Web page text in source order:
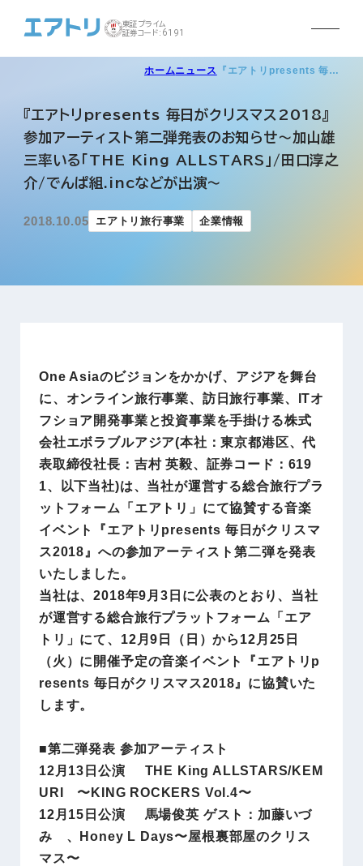
東証プライム
証券コード:6191
ホームニュース 『エアトリpresents 毎…
『エアトリpresents 毎日がクリスマス2018』
参加アーティスト第二弾発表のお知らせ～加山雄
三率いる「THE King ALLSTARS」/田口淳之
介/でんぱ組.incなどが出演～
2018.10.05 エアトリ旅行事業 企業情報
One Asiaのビジョンをかかげ、アジアを舞台
に、オンライン旅行事業、訪日旅行事業、ITオ
フショア開発事業と投資事業を手掛ける株式
会社エボラブルアジア(本社：東京都港区、代
表取締役社長：吉村 英毅、証券コード：619
1、以下当社)は、当社が運営する総合旅行プラ
ットフォーム「エアトリ」にて協賛する音楽
イベント『エアトリpresents 毎日がクリスマ
ス2018』への参加アーティスト第二弾を発表
いたしました。
当社は、2018年9月3日に公表のとおり、当社
が運営する総合旅行プラットフォーム「エア
トリ」にて、12月9日（日）から12月25日
（火）に開催予定の音楽イベント『エアトリp
resents 毎日がクリスマス2018』に協賛いた
します。
■第二弾発表 参加アーティスト
12月13日公演 THE King ALLSTARS/KEM
URI 〜KING ROCKERS Vol.4〜
12月15日公演 馬場俊英 ゲスト：加藤いづ
み 、Honey L Days〜屋根裏部屋のクリス
マス〜